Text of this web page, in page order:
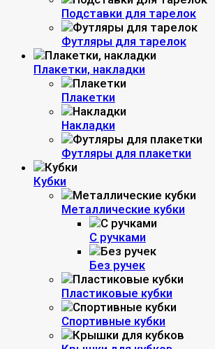
Подставки для тарелок
Футляры для тарелок
Плакетки, накладки
Плакетки
Накладки
Футляры для плакетки
Кубки
Металлические кубки
С ручками
Без ручек
Пластиковые кубки
Спортивные кубки